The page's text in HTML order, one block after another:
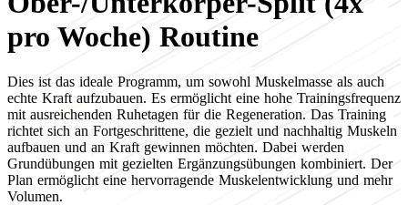
pro Woche) Routine
Dies ist das ideale Programm, um sowohl Muskelmasse als auch
echte Kraft aufzubauen. Es ermöglicht eine hohe Trainingsfrequenz
mit ausreichenden Ruhetagen für die Regeneration. Das Training
richtet sich an Fortgeschrittene, die gezielt und nachhaltig Muskeln
aufbauen und an Kraft gewinnen möchten. Dabei werden
Grundübungen mit gezielten Ergänzungsübungen kombiniert. Der
Plan ermöglicht eine hervorragende Muskelentwicklung und mehr
Volumen.